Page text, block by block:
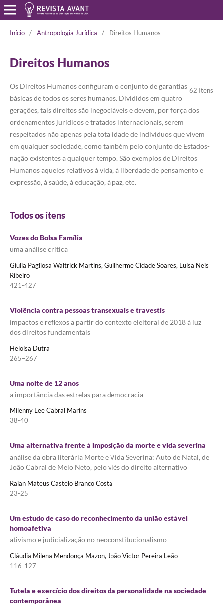
Início / Antropologia Jurídica / Direitos Humanos
Direitos Humanos
62 Itens
Os Direitos Humanos configuram o conjunto de garantias
básicas de todos os seres humanos. Divididos em quatro
gerações, tais direitos são inegociáveis e devem, por força dos
ordenamentos jurídicos e tratados internacionais, serem
respeitados não apenas pela totalidade de indivíduos que vivem
em qualquer sociedade, como também pelo conjunto de Estados-
nação existentes a qualquer tempo. São exemplos de Direitos
Humanos aqueles relativos à vida, à liberdade de pensamento e
expressão, à saúde, à educação, à paz, etc.
Todos os itens
Vozes do Bolsa Família
uma análise crítica
Giulia Pagliosa Waltrick Martins, Guilherme Cidade Soares, Luísa Neis
Ribeiro
421-427
Violência contra pessoas transexuais e travestis
impactos e reflexos a partir do contexto eleitoral de 2018 à luz
dos direitos fundamentais
Heloísa Dutra
265–267
Uma noite de 12 anos
a importância das estrelas para democracia
Milenny Lee Cabral Marins
38-40
Uma alternativa frente à imposição da morte e vida severina
análise da obra literária Morte e Vida Severina: Auto de Natal, de
João Cabral de Melo Neto, pelo viés do direito alternativo
Raian Mateus Castelo Branco Costa
23-25
Um estudo de caso do reconhecimento da união estável
homoafetiva
ativismo e judicialização no neoconstitucionalismo
Cláudia Milena Mendonça Mazon, João Victor Pereira Leão
116-127
Tutela e exercício dos direitos da personalidade na sociedade
contemporânea